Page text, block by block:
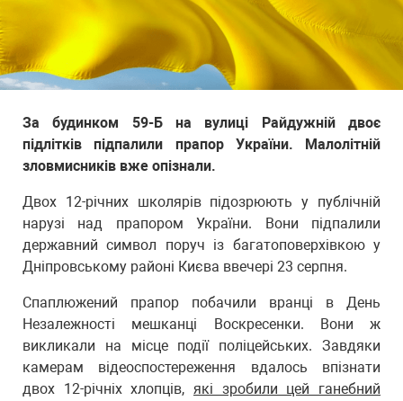
За будинком 59-Б на вулиці Райдужній двоє
підлітків підпалили прапор України. Малолітній
зловмисників вже опізнали.
Двох 12-річних школярів підозрюють у публічній
нарузі над прапором України. Вони підпалили
державний символ поруч із багатоповерхівкою у
Дніпровському районі Києва ввечері 23 серпня.
Спаплюжений прапор побачили вранці в День
Незалежності мешканці Воскресенки. Вони ж
викликали на місце події поліцейських. Завдяки
камерам відеоспостереження вдалось впізнати
двох 12-річніх хлопців, які зробили цей ганебний